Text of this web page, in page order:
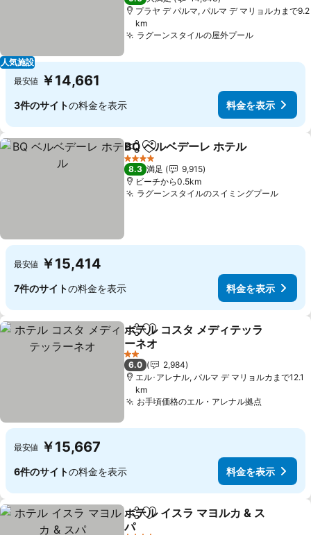
人気施設
プラヤ デ パルマ, パルマ デ マリョルカまで9.2
km
ラグーンスタイルの屋外プール
最安値 ￥14,661
3件のサイトの料金を表示 料金を表示
シェアお気に入りに追加
BQ ベルベデーレ ホテル
4 ホテルのランク
8.3 満足
9,915
ビーチから0.5km
ラグーンスタイルのスイミングプール
最安値 ￥15,414
7件のサイトの料金を表示 料金を表示
シェアお気に入りに追加
ホテル コスタ メディテッラ
ーネオ
2 ホテルのランク
6.0
2,984
エル･アレナル, パルマ デ マリョルカまで12.1
km
お手頃価格のエル・アレナル拠点
最安値 ￥15,667
6件のサイトの料金を表示 料金を表示
シェアお気に入りに追加
ホテル イスラ マヨルカ & ス
パ